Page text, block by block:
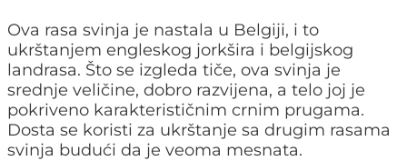
Ova rasa svinja je nastala u Belgiji, i to
ukrštanjem engleskog jorkšira i belgijskog
landrasa. Što se izgleda tiče, ova svinja je
srednje veličine, dobro razvijena, a telo joj je
pokriveno karakterističnim crnim prugama.
Dosta se koristi za ukrštanje sa drugim rasama
svinja budući da je veoma mesnata.